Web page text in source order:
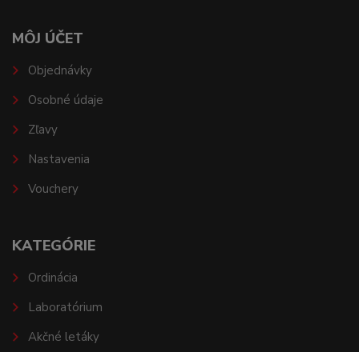
MÔJ ÚČET
Objednávky
Osobné údaje
Zľavy
Nastavenia
Vouchery
KATEGÓRIE
Ordinácia
Laboratórium
Akčné letáky